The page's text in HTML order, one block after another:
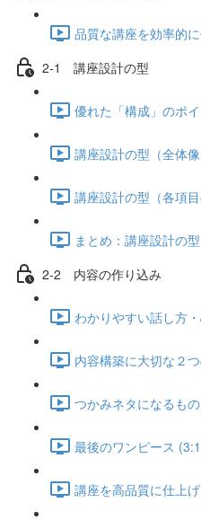
品質な講座を効率的
2-1 講座設計の型
優れた「構成」のポ
講座設計の型（全体
講座設計の型（各項
まとめ：講座設計の
2-2 内容の作り込み
わかりやすい話し方
内容構築に大切な２
つかみネタになるも
最後のワンピース
講座を高品質に仕上